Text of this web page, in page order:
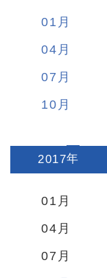
01
04
07
10
2017:
01
04
07